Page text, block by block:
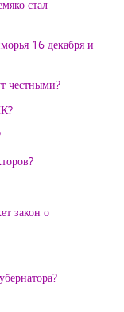
стал
16 декабря и
честными?
закон о